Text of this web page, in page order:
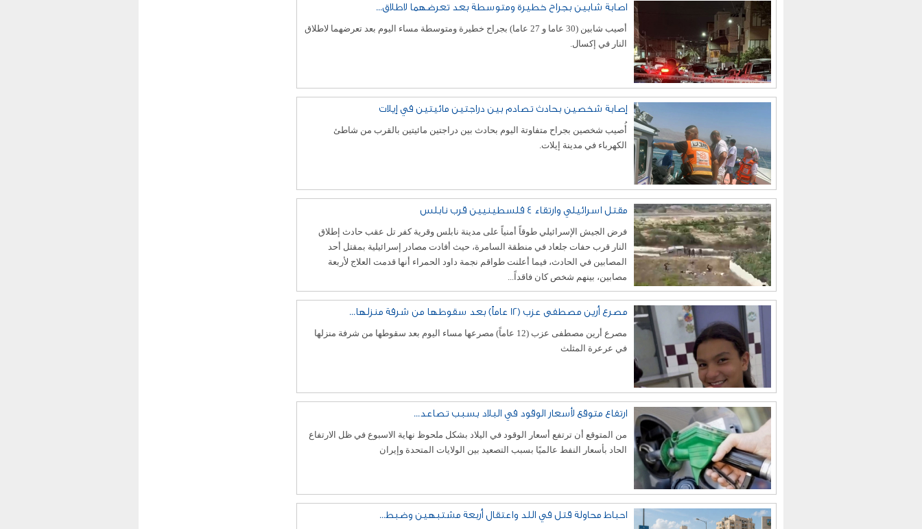
اصابة شابين بجراح خطيرة ومتوسطة بعد تعرضهما لاطلاق...
أصيب شابين (30 عاما و 27 عاما) بجراح خطيرة ومتوسطة مساء اليوم بعد تعرضهما لاطلاق
النار في إكسال.
إصابة شخصين بحادث تصادم بين دراجتين مائيتين في إيلات
أُصيب شخصين بجراح متفاوتة اليوم بحادث بين دراجتين مائيتين بالقرب من شاطئ
الكهرباء في مدينة إيلات.
مقتل اسرائيلي وارتقاء 4 فلسطينيين قرب نابلس
فرض الجيش الإسرائيلي طوقاً أمنياً على مدينة نابلس وقرية كفر تل عقب حادث إطلاق
النار قرب حفات جلعاد في منطقة السامرة، حيث أفادت مصادر إسرائيلية بمقتل أحد
المصابين في الحادث، فيما أعلنت طواقم نجمة داود الحمراء أنها قدمت العلاج لأربعة
مصابين، بينهم شخص كان فاقداً...
مصرع أرين مصطفى عزب (12 عاماً) بعد سقوطها من شرفة منزلها...
مصرع أرين مصطفى عزب (12 عاماً) مصرعها مساء اليوم بعد سقوطها من شرفة منزلها
في عرعرة المثلث
ارتفاع متوقع لأسعار الوقود في البلاد بسبب تصاعد...
من المتوقع أن ترتفع أسعار الوقود في اليلاد بشكل ملحوظ نهاية الاسبوع في ظل الارتفاع
الحاد بأسعار النفط عالميًا بسبب التصعيد بين الولايات المتحدة وإيران
احباط محاولة قتل في اللد واعتقال أربعة مشتبهين وضبط...